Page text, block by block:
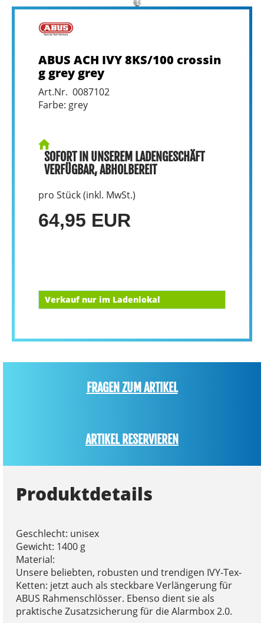
ABUS ACH IVY 8KS/100 crossin
g grey grey
Art.Nr. 0087102
Farbe: grey
SOFORT IN UNSEREM LADENGESCHÄFT
VERFÜGBAR, ABHOLBEREIT
pro Stück (inkl. MwSt.)
64,95 EUR
Verkauf nur im Ladenlokal
FRAGEN ZUM ARTIKEL
ARTIKEL RESERVIEREN
Produktdetails
Geschlecht: unisex
Gewicht: 1400 g
Material:
Unsere beliebten, robusten und trendigen IVY-Tex-
Ketten: jetzt auch als steckbare Verlängerung für
ABUS Rahmenschlösser. Ebenso dient sie als
praktische Zusatzsicherung für die Alarmbox 2.0.